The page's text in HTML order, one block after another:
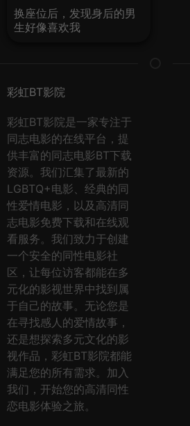
换座位后，发现身后的男
生好像喜欢我
彩虹BT影院
彩虹BT影院是一家专注于
同志电影的在线平台，提
供丰富的同志电影BT下载
资源。我们汇集了最新的
LGBTQ+电影、经典的同
性爱情电影，以及高清同
志电影免费下载和在线观
看服务。我们致力于创建
一个安全的同性电影社
区，让每位访客都能在多
元化的影视世界中找到属
于自己的故事。无论您是
在寻找感人的爱情故事，
还是想探索多元文化的影
视作品，彩虹BT影院都能
满足您的所有需求。加入
我们，开始您的高清同性
恋电影体验之旅。